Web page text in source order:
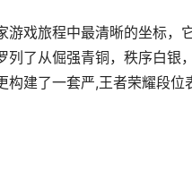
戏旅程中最清晰的坐标，
了从倔强青铜，秩序白银
建了一套严,王者荣耀段位